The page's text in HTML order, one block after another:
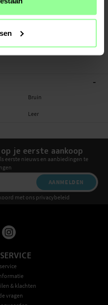
de tijd
-
Bruin
Leer
je eerste aankoop
eerste nieuws en aanbiedingen te
AANMELDEN
met ons privacybeleid
& klachten
vragen